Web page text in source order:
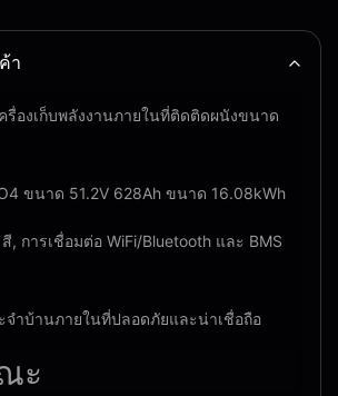
า
ครื่องเก็บพลังงานภายในที่ติดติดผนังขนาด
ขนาด 51.2V 628Ah ขนาด 16.08kWh
, การเชื่อมต่อ WiFi/Bluetooth และ BMS
าบ้านภายในที่ปลอดภัยและน่าเชื่อถือ
ะ